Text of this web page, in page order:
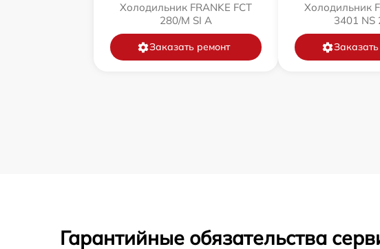
Холодильник FRANKE FCT
280/M SI A
Заказать ремонт
Холодильник
3401 NS
Гарантийные обязательства